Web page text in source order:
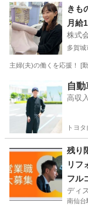
宮城 仙台市 長
きも
月給
株式
多賀城
主婦(夫)の働くを応援！ [
自
高収
トヨ
残り
リフ
ぐ下
フル
ディ
南仙台